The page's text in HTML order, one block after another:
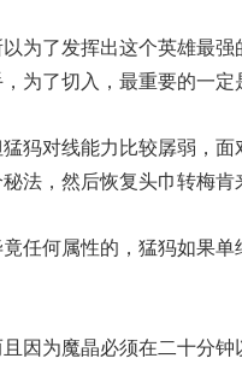
以为了发挥出这个英雄最
为了切入，最重要的一定
猛犸对线能力比较孱弱，
法，然后恢复头巾转梅肯
竟任何属性的，猛犸如果
且因为魔晶必须在二十分